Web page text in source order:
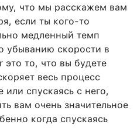
что мы расскажем вам
если ты кого-то
медленный темп
убыванию скорости в
это то, что вы будете
весь процесс
спускаясь с него,
вам очень значительное
когда спускаясь